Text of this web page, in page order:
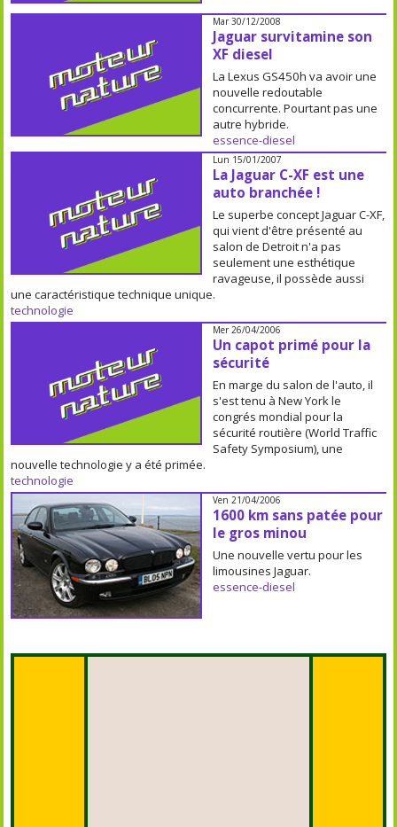
Mar 30/12/2008
Jaguar survitamine son
XF diesel
La Lexus GS450h va avoir une
nouvelle redoutable
concurrente. Pourtant pas une
autre hybride.
essence-diesel
Lun 15/01/2007
La Jaguar C-XF est une
auto branchée !
Le superbe concept Jaguar C-XF,
qui vient d'être présenté au
salon de Detroit n'a pas
seulement une esthétique
ravageuse, il possède aussi
une caractéristique technique unique.
technologie
Mer 26/04/2006
Un capot primé pour la
sécurité
En marge du salon de l'auto, il
s'est tenu à New York le
congrés mondial pour la
sécurité routière (World Traffic
Safety Symposium), une
nouvelle technologie y a été primée.
technologie
Ven 21/04/2006
1600 km sans patée pour
le gros minou
Une nouvelle vertu pour les
limousines Jaguar.
essence-diesel